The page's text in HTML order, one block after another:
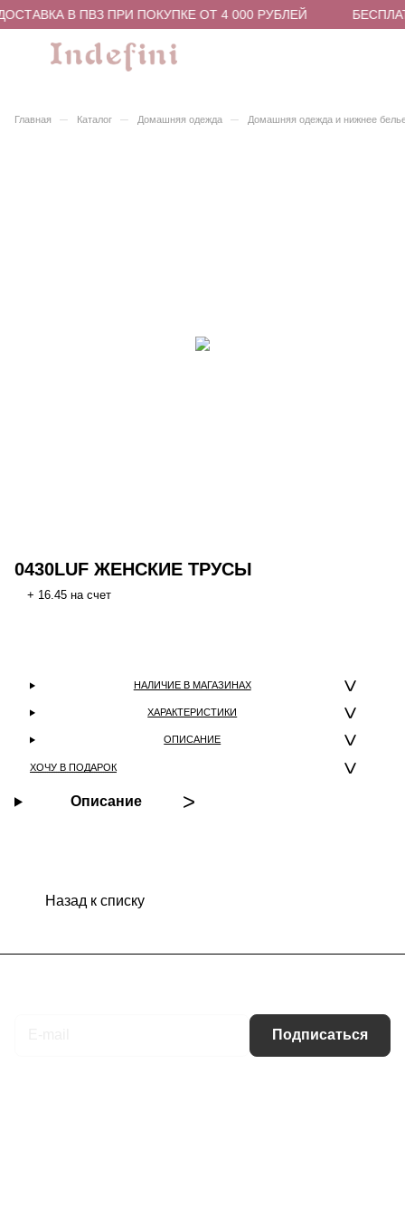
В ПВЗ ПРИ ПОКУПКЕ ОТ 4 000 РУБЛЕЙ
Главная – Каталог – Домашняя одежда – Домашняя одежда и нижнее
0430LUF ЖЕНСКИЕ ТРУСЫ
+ 16.45 на счет
НАЛИЧИЕ В МАГАЗИНАХ
ХАРАКТЕРИСТИКИ
ОПИСАНИЕ
ХОЧУ В ПОДАРОК
Описание
Назад к списку
Подписаться